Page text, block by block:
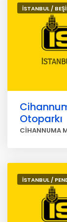
İSTANBUL /
Otoparkı
CİHANNUMA
İSTANBUL /